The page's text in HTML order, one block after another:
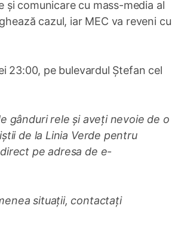
comunicare cu mass-media al
cazul, iar MEC va reveni cu
23:00, pe bulevardul Ștefan cel
gânduri rele și aveți nevoie de o
de la Linia Verde pentru
pe adresa de e-
situații, contactați